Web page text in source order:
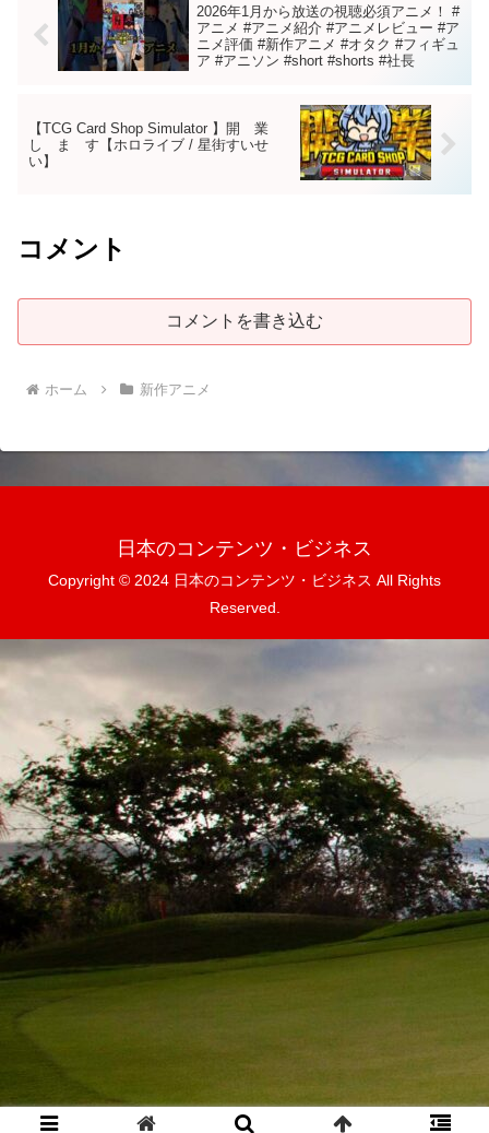
2026年1月から放送の視聴必須アニメ！ #
アニメ #アニメ紹介 #アニメレビュー #ア
ニメ評価 #新作アニメ #オタク #フィギュ
ア #アニソン #short #shorts #社長
【TCG Card Shop Simulator 】開 業
し ま す【ホロライブ / 星街すいせ
い】
コメント
コメントを書き込む
ホーム 新作アニメ
日本のコンテンツ・ビジネス
Copyright © 2024 日本のコンテンツ・ビジネス All Rights
Reserved.